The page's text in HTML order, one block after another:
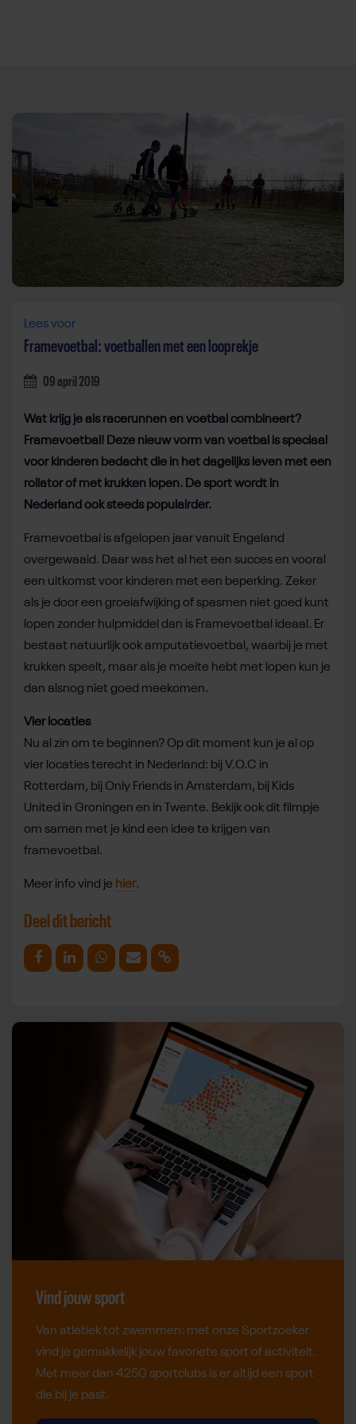
Direct door naar content
Lees voor
Framevoetbal: voetballen met een looprekje
09 april 2019
Wat krijg je als racerunnen en voetbal combineert?
Framevoetbal! Deze nieuw vorm van voetbal is speciaal
voor kinderen bedacht die in het dagelijks leven met een
rollator of met krukken lopen. De sport wordt in
Nederland ook steeds populairder.
Framevoetbal is afgelopen jaar vanuit Engeland
overgewaaid. Daar was het al het een succes en vooral
een uitkomst voor kinderen met een beperking. Zeker
als je door een groeiafwijking of spasmen niet goed kunt
lopen zonder hulpmiddel dan is Framevoetbal ideaal. Er
bestaat natuurlijk ook amputatievoetbal, waarbij je met
krukken speelt, maar als je moeite hebt met lopen kun je
dan alsnog niet goed meekomen.
Vier locaties
Nu al zin om te beginnen? Op dit moment kun je al op
vier locaties terecht in Nederland: bij V.O.C in
Rotterdam, bij Only Friends in Amsterdam, bij Kids
United in Groningen en in Twente. Bekijk ook dit filmpje
om samen met je kind een idee te krijgen van
framevoetbal.
Meer info vind je hier.
Deel dit bericht
Deel op Facebook
Deel op LinkedinDeel op Whatsapp
Mail link Kopieer link
Vind jouw sport
Van atletiek tot zwemmen: met onze Sportzoeker
vind je gemakkelijk jouw favoriete sport of activiteit.
Met meer dan 4250 sportclubs is er altijd een sport
die bij je past.